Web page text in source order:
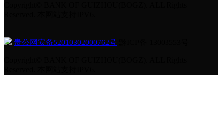
贵公网安备52010302000762号